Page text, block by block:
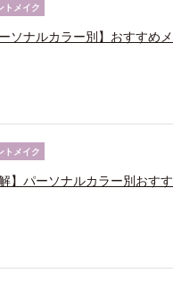
トメイク
ーソナルカラー別】おすすめ
トメイク
解】パーソナルカラー別おす